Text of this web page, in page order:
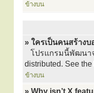
ข้างบน
» ใครเป็นคนสร้างบ
โปรแกรมนี้พัฒนา
distributed. See
ข้างบน
» Why isn’t X